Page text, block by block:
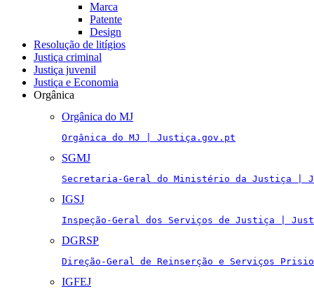
Marca
Patente
Design
Resolução de litígios
Justiça criminal
Justiça juvenil
Justiça e Economia
Orgânica
Orgânica do MJ
Orgânica do MJ | Justiça.gov.pt
SGMJ
Secretaria-Geral do Ministério da Justiça |
IGSJ
Inspeção-Geral dos Serviços de Justiça |
DGRSP
Direção-Geral de Reinserção e Serviços
IGFEJ